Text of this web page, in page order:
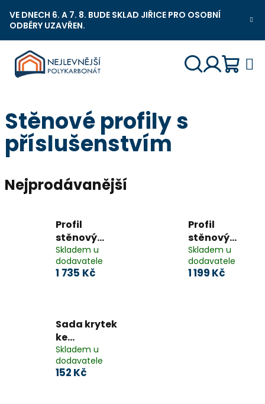
na
obsah
VE DNECH 6. A 7. 8. BUDE SKLAD JIŘICE PRO OSOBNÍ
ODBĚRY UZAVŘEN.
Stěnové profily s
příslušenstvím
Nejprodávanější
Profil
stěnový
hliníkový
elox v barvě
Skladem u
dodavatele
1 735 Kč
Profil
stěnový
hliníkový,
přírodní
Skladem u
dodavatele
1 199 Kč
Sada krytek
ke
stěnovému
profilu černá
(2 ks/bal.)
Skladem u
dodavatele
152 Kč
Nejlevnější Polykarbonát Chat